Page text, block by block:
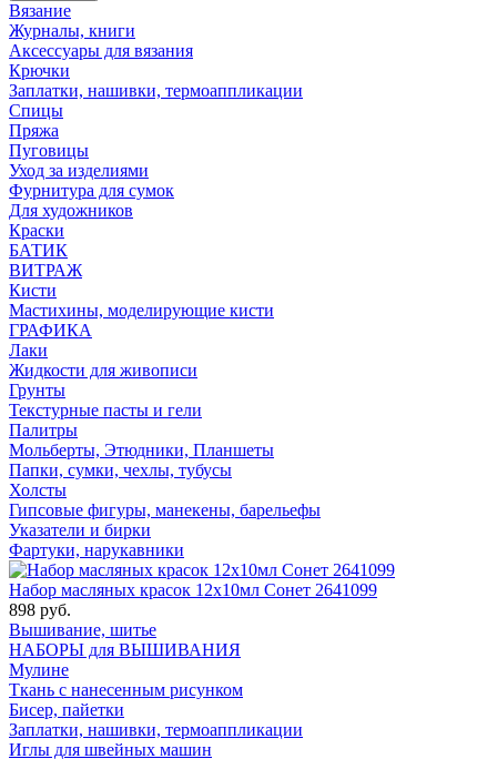
Вязание
Журналы, книги
Аксессуары для вязания
Крючки
Заплатки, нашивки, термоаппликации
Спицы
Пряжа
Пуговицы
Уход за изделиями
Фурнитура для сумок
Для художников
Краски
БАТИК
ВИТРАЖ
Кисти
Мастихины, моделирующие кисти
ГРАФИКА
Лаки
Жидкости для живописи
Грунты
Текстурные пасты и гели
Палитры
Мольберты, Этюдники, Планшеты
Папки, сумки, чехлы, тубусы
Холсты
Гипсовые фигуры, манекены, барельефы
Указатели и бирки
Фартуки, нарукавники
Набор масляных красок 12х10мл Сонет 2641099
898 руб.
Вышивание, шитье
НАБОРЫ для ВЫШИВАНИЯ
Мулине
Ткань с нанесенным рисунком
Бисер, пайетки
Заплатки, нашивки, термоаппликации
Иглы для швейных машин